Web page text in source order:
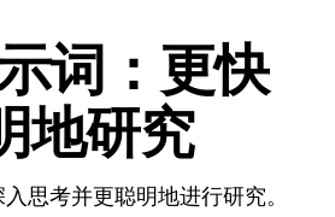
词：更快
地研究
思考并更聪明地进行研究。